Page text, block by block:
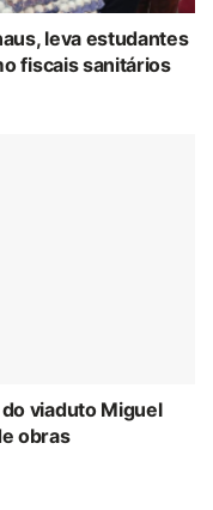
leva estudantes
fiscais sanitários
viaduto Miguel
obras